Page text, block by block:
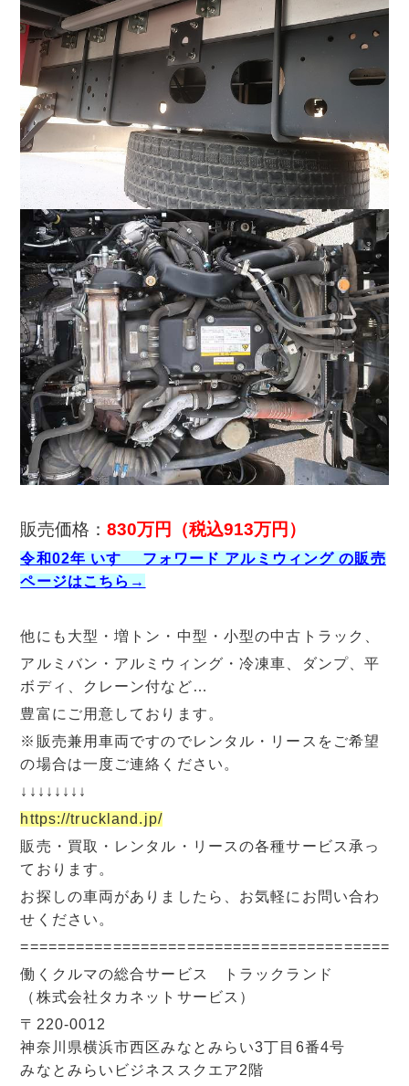
販売価格：830万円 （税込913万円）
令和02年 いすゞ フォワード アルミウィング の販売
ページはこちら→
他にも大型・増トン・中型・小型の中古トラック、
アルミバン・アルミウィング・冷凍車、ダンプ、平
ボディ、クレーン付など…
豊富にご用意しております。
※販売兼用車両ですのでレンタル・リースをご希望
の場合は一度ご連絡ください。
↓↓↓↓↓↓↓↓
https://truckland.jp/
販売・買取・レンタル・リースの各種サービス承っ
ております。
お探しの車両がありましたら、お気軽にお問い合わ
せください。
=========================================
働くクルマの総合サービス トラックランド
（株式会社タカネットサービス）
〒220-0012
神奈川県横浜市西区みなとみらい3丁目6番4号
みなとみらいビジネススクエア2階